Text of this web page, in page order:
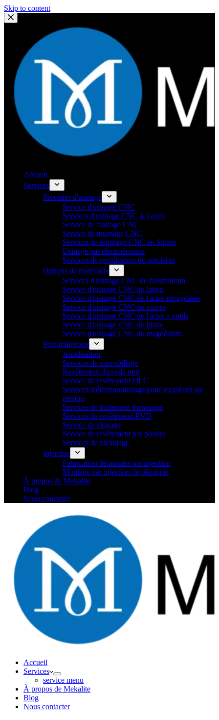
Skip to content
Accueil
Services
Procédés d'usinage
Service d'usinage CNC
Services d'usinage CNC à 5 axes
Service de fraisage CNC
Service de tournage CNC
Services de tournage CNC en Suisse
Usinage par électroérosion
Services de rectification de précision
Options de matériaux
Services d'usinage CNC de l'aluminium
Service d'usinage CNC du laiton
Service d'usinage CNC de l'acier inoxydable
Service d'usinage CNC du cuivre
Service d'usinage CNC de l'acier à outils
Service d'usinage CNC du titane
Service d'usinage CNC du magnésium
Post-traitement
Anodisation
Services de microbillage
Revêtement d'oxyde noir
Service de revêtement DLC
Services d'électropolissage pour les pièces sur
mesure
Services de traitement thermique
Services de revêtement PVD
Service de zingage
Service de revêtement par poudre
Services de nickelage
Injection
Fabrication de moules par injection
Moulage par injection de plastique
À propos de Mekalite
Blog
Nous contacter
Accueil
Services
service menu
À propos de Mekalite
Blog
Nous contacter